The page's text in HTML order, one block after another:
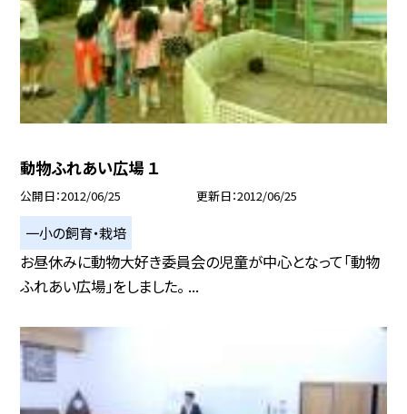
動物ふれあい広場 １
公開日 2012/06/25 更新日 2012/06/25
一小の飼育・栽培
お昼休みに動物大好き委員会の児童が中心となって「動物
ふれあい広場」をしました。 ...